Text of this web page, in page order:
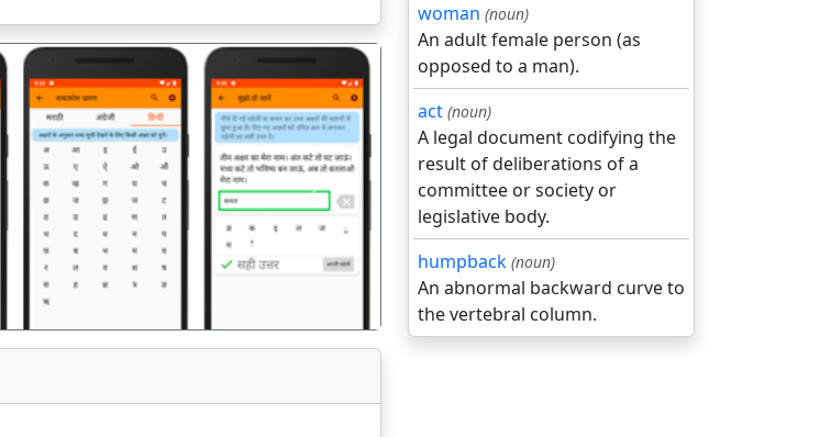
अगला
woman (noun)
An adult female person (as
opposed to a man).
act (noun)
A legal document codifying the
result of deliberations of a
committee or society or
legislative body.
humpback (noun)
An abnormal backward curve to
the vertebral column.